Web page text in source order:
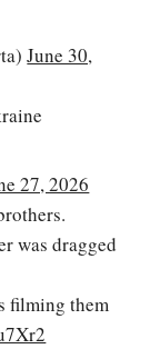
June 30,
27, 2026
was dragged
filming them